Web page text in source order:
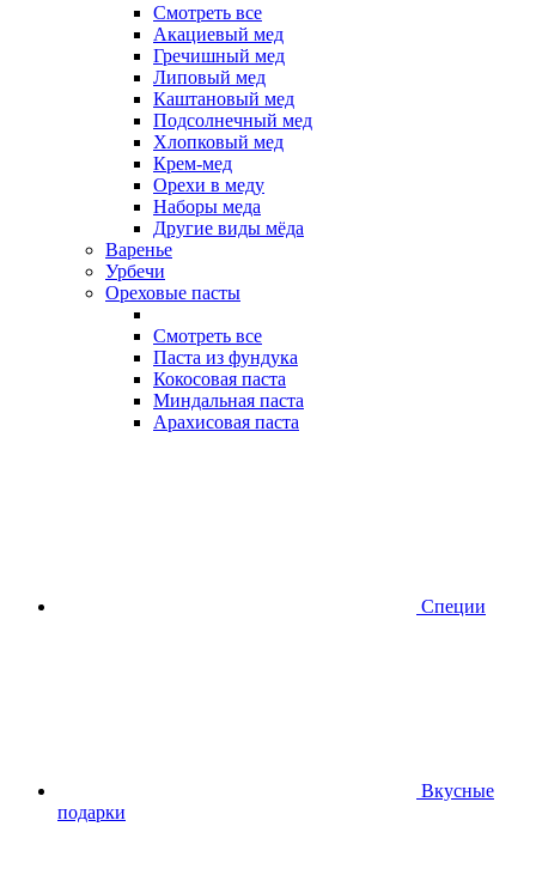
Смотреть все
Акациевый мед
Гречишный мед
Липовый мед
Каштановый мед
Подсолнечный мед
Хлопковый мед
Крем-мед
Орехи в меду
Наборы меда
Другие виды мёда
Варенье
Урбечи
Ореховые пасты
Смотреть все
Паста из фундука
Кокосовая паста
Миндальная паста
Арахисовая паста
Специи
Вкусные
подарки